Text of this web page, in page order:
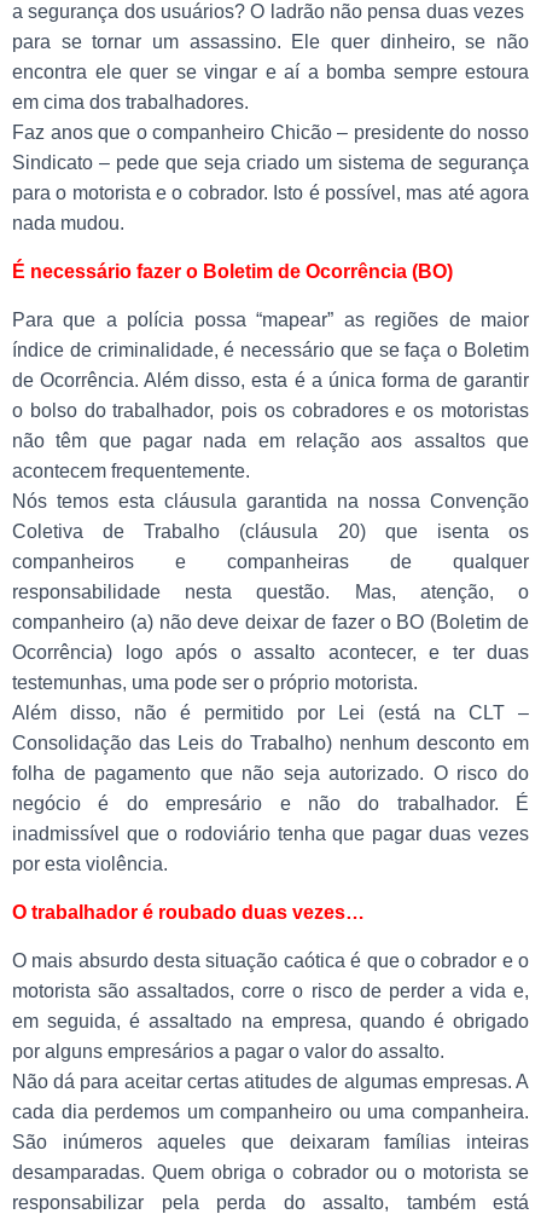
a segurança dos usuários? O ladrão não pensa duas vezes
para se tornar um assassino. Ele quer dinheiro, se não
encontra ele quer se vingar e aí a bomba sempre estoura
em cima dos trabalhadores.
Faz anos que o companheiro Chicão – presidente do nosso
Sindicato – pede que seja criado um sistema de segurança
para o motorista e o cobrador. Isto é possível, mas até agora
nada mudou.
É necessário fazer o Boletim de Ocorrência (BO)
Para que a polícia possa “mapear” as regiões de maior
índice de criminalidade, é necessário que se faça o Boletim
de Ocorrência. Além disso, esta é a única forma de garantir
o bolso do trabalhador, pois os cobradores e os motoristas
não têm que pagar nada em relação aos assaltos que
acontecem frequentemente.
Nós temos esta cláusula garantida na nossa Convenção
Coletiva de Trabalho (cláusula 20) que isenta os
companheiros e companheiras de qualquer
responsabilidade nesta questão. Mas, atenção, o
companheiro (a) não deve deixar de fazer o BO (Boletim de
Ocorrência) logo após o assalto acontecer, e ter duas
testemunhas, uma pode ser o próprio motorista.
Além disso, não é permitido por Lei (está na CLT –
Consolidação das Leis do Trabalho) nenhum desconto em
folha de pagamento que não seja autorizado. O risco do
negócio é do empresário e não do trabalhador. É
inadmissível que o rodoviário tenha que pagar duas vezes
por esta violência.
O trabalhador é roubado duas vezes…
O mais absurdo desta situação caótica é que o cobrador e o
motorista são assaltados, corre o risco de perder a vida e,
em seguida, é assaltado na empresa, quando é obrigado
por alguns empresários a pagar o valor do assalto.
Não dá para aceitar certas atitudes de algumas empresas. A
cada dia perdemos um companheiro ou uma companheira.
São inúmeros aqueles que deixaram famílias inteiras
desamparadas. Quem obriga o cobrador ou o motorista se
responsabilizar pela perda do assalto, também está